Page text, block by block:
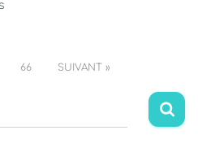
66 SUIVANT